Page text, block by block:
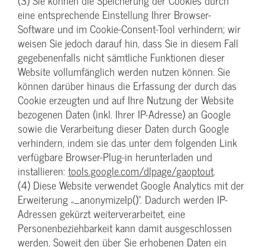
eine entsprechende Einstellung Ihrer Browser-
Software und im Cookie-Consent-Tool verhindern; wir
weisen Sie jedoch darauf hin, dass Sie in diesem Fall
gegebenenfalls nicht sämtliche Funktionen dieser
Website vollumfänglich werden nutzen können. Sie
können darüber hinaus die Erfassung der durch das
Cookie erzeugten und auf Ihre Nutzung der Website
bezogenen Daten (inkl. Ihrer IP-Adresse) an Google
sowie die Verarbeitung dieser Daten durch Google
verhindern, indem sie das unter dem folgenden Link
verfügbare Browser-Plug-in herunterladen und
installieren: tools.google.com/dlpage/gaoptout.
(4) Diese Website verwendet Google Analytics mit der
Erweiterung „_anonymizeIp()“. Dadurch werden IP-
Adressen gekürzt weiterverarbeitet, eine
Personenbeziehbarkeit kann damit ausgeschlossen
werden. Soweit den über Sie erhobenen Daten ein